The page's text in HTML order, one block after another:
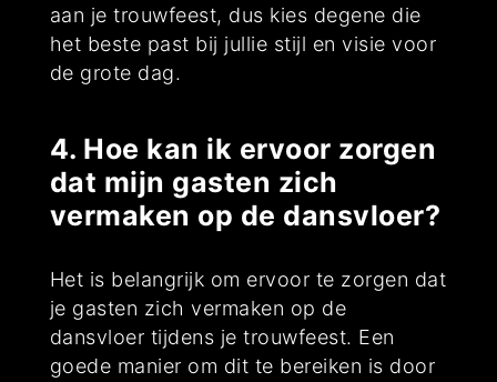
aan je trouwfeest, dus kies degene die
het beste past bij jullie stijl en visie voor
de grote dag.
4. Hoe kan ik ervoor zorgen
dat mijn gasten zich
vermaken op de dansvloer?
Het is belangrijk om ervoor te zorgen dat
je gasten zich vermaken op de
dansvloer tijdens je trouwfeest. Een
goede manier om dit te bereiken is door